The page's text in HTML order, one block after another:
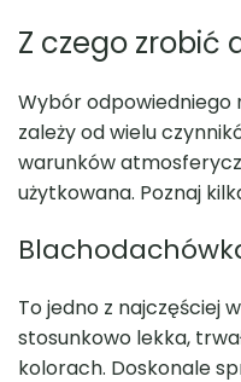
Z czego zrobić
Wybór odpowiedniego
zależy od wielu
warunków
użytkowana. Poznaj
To jedno z najczęściej
stosunkowo lekka,
kolorach. Doskonale